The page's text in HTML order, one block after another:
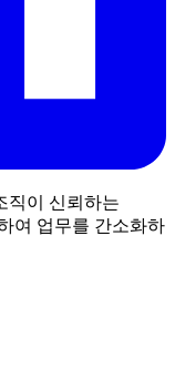
직이 신뢰하는
여 업무를 간소화하